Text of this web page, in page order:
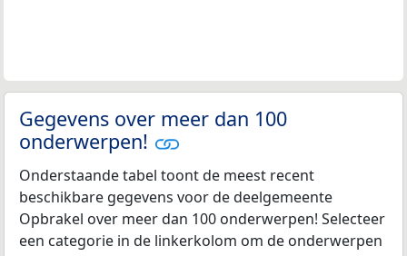
Gegevens over meer dan 100
onderwerpen!
Onderstaande tabel toont de meest recent
beschikbare gegevens voor de deelgemeente
Opbrakel over meer dan 100 onderwerpen! Selecteer
een categorie in de linkerkolom om de onderwerpen